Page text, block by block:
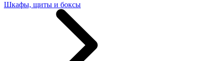
Шкафы, щиты и боксы